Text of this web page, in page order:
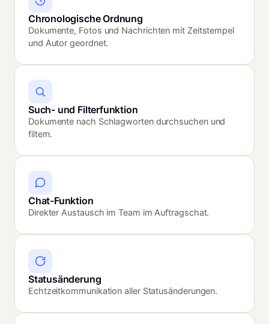
Chronologische Ordnung
Dokumente, Fotos und Nachrichten mit Zeitstempel
und Autor geordnet.
Such- und Filterfunktion
Dokumente nach Schlagworten durchsuchen und
filtern.
Chat-Funktion
Direkter Austausch im Team im Auftragschat.
Statusänderung
Echtzeitkommunikation aller Statusänderungen.